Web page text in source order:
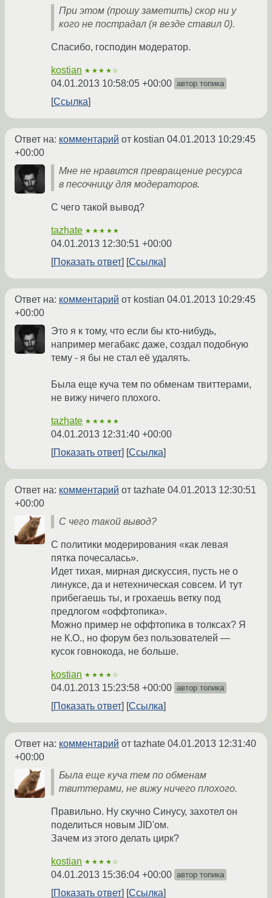
При этом (прошу заметить) скор ни у
кого не пострадал (я везде ставил 0).
Спасибо, господин модератор.
kostian ★★★★☆
04.01.2013 10:58:05 +00:00 автор топика
Ссылка
Ответ на: комментарий от kostian 04.01.2013 10:29:45
+00:00
Мне не нравится превращение ресурса
в песочницу для модераторов.
С чего такой вывод?
tazhate ★★★★★
04.01.2013 12:30:51 +00:00
Показать ответ
Ссылка
Ответ на: комментарий от kostian 04.01.2013 10:29:45
+00:00
Это я к тому, что если бы кто-нибудь,
например мегабакс даже, создал подобную
тему - я бы не стал её удалять.
Была еще куча тем по обменам твиттерами,
не вижу ничего плохого.
tazhate ★★★★★
04.01.2013 12:31:40 +00:00
Показать ответ
Ссылка
Ответ на: комментарий от tazhate 04.01.2013 12:30:51
+00:00
С чего такой вывод?
С политики модерирования «как левая
пятка почесалась».
Идет тихая, мирная дискуссия, пусть не о
линуксе, да и нетехническая совсем. И тут
прибегаешь ты, и грохаешь ветку под
предлогом «оффтопика».
Можно пример не оффтопика в толксах? Я
не К.О., но форум без пользователей —
кусок говнокода, не больше.
kostian ★★★★☆
04.01.2013 15:23:58 +00:00 автор топика
Показать ответ Ссылка
Ответ на: комментарий от tazhate 04.01.2013 12:31:40
+00:00
Была еще куча тем по обменам
твиттерами, не вижу ничего плохого.
Правильно. Ну скучно Синусу, захотел он
поделиться новым JID'ом.
Зачем из этого делать цирк?
kostian ★★★★☆
04.01.2013 15:36:04 +00:00 автор топика
Показать ответ Ссылка